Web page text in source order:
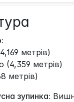
метрів)
(4,359 метрів)
метрів)
зупинка: